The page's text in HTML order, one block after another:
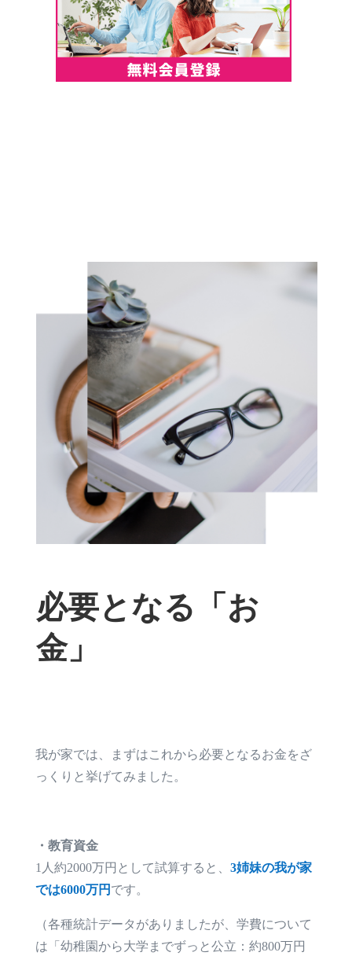
必要となる「お
金」
我が家では、まずはこれから必要となるお金をざ
っくりと挙げてみました。
・教育資金
1人約2000万円として試算すると、 3姉妹の我が家
では6000万円 です。
（各種統計データがありましたが、学費について
は「幼稚園から大学までずっと公立：約800万円